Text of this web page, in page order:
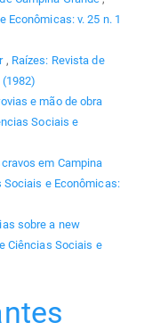
Econômicas: v. 25 n. 1
, Raízes: Revista de
e mão de obra
Sociais e
em Campina
Sociais e Econômicas:
sobre a new
Ciências Sociais e